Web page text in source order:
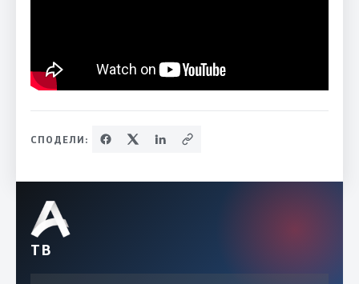
СПОДЕЛИ:
ТВ